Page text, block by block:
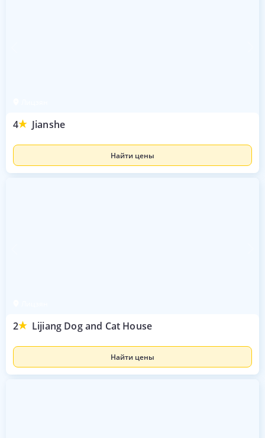
4 Jianshe
Найти цены
2 Lijiang Dog and Cat House
Найти цены